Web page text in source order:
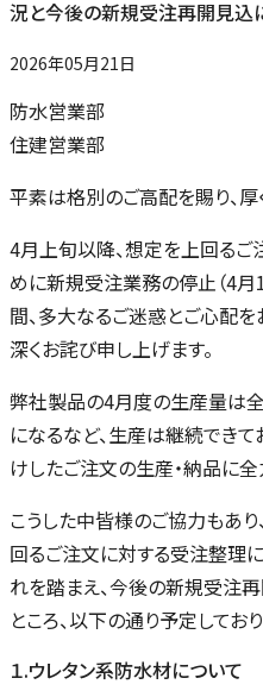
況と今後の新規受注再開見込
2026年05月21日
防水営業部
住建営業部
平素は格別のご高配を賜り、厚
4月上旬以降、想定を上回るご
めに新規受注業務の停止（4月
間、多大なるご迷惑とご心配を
深くお詫び申し上げます。
弊社製品の4月度の生産量は
になるなど、生産は継続でき
けしたご注文の生産・納品に
こうした中皆様のご協力もあ
回るご注文に対する受注整理
れを踏まえ、今後の新規受注
ところ、以下の通り予定しており
１.ウレタン系防水材について